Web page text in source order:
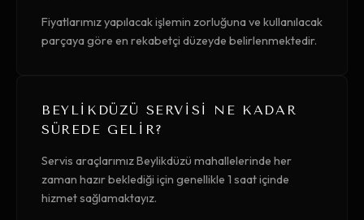
Fiyatlarımız yapılacak işlemin zorluğuna ve kullanılacak
parçaya göre en rekabetçi düzeyde belirlenmektedir.
BEYLIKDÜZÜ SERVISI NE KADAR
SÜREDE GELIR?
Servis araçlarımız Beylikdüzü mahallelerinde her
zaman hazır beklediği için genellikle 1 saat içinde
hizmet sağlamaktayız.